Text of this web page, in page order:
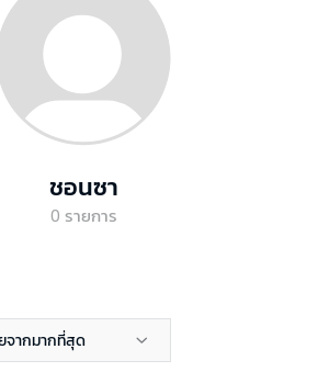
ชอนซา
0 รายการ
จากมากที่สุด